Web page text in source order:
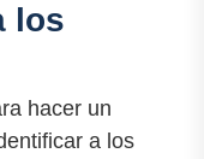
los
hacer un
a los